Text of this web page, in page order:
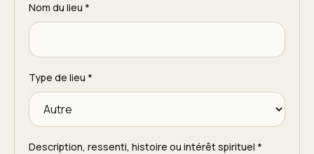
Nom du lieu *
Type de lieu *
Description, ressenti, histoire ou intérêt spirituel *